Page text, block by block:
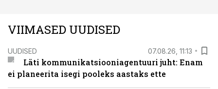
VIIMASED UUDISED
UUDISED 07.08.26, 11:13
Läti kommunikatsiooniagentuuri juht: Enam
ei planeerita isegi pooleks aastaks ette